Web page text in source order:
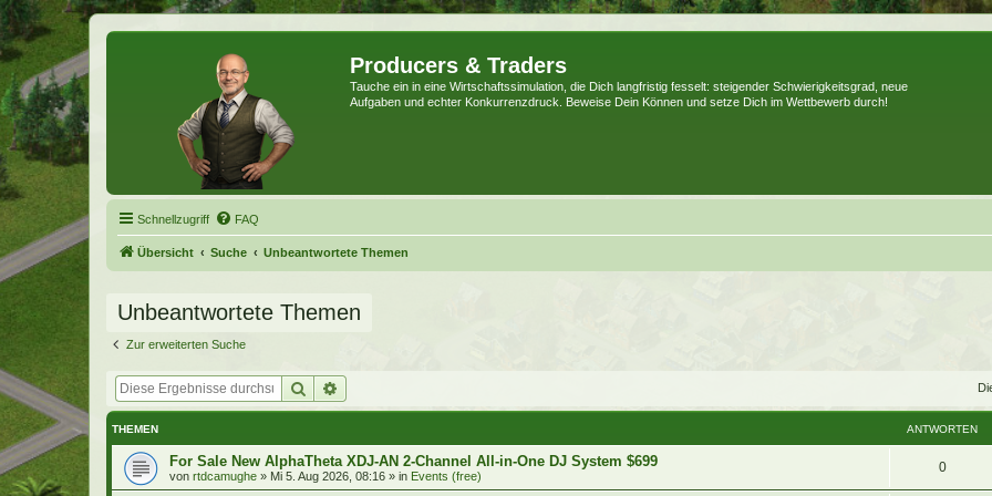
Producers & Traders
Tauche ein in eine Wirtschaftssimulation, die Dich langfristig fesselt: steigender Schwierigkeitsgrad, neue
Aufgaben und echter Konkurrenzdruck. Beweise Dein Können und setze Dich im Wettbewerb durch!
Schnellzugriff FAQ
Übersicht Suche Unbeantwortete Themen
Unbeantwortete Themen
Zur erweiterten Suche
Suche
THEMEN ANTWORTEN
For Sale New AlphaTheta XDJ-AN 2-Channel All-in-One DJ System $699
von rtdcamughe » Mi 5. Aug 2026, 08:16 » in Events (free)
0